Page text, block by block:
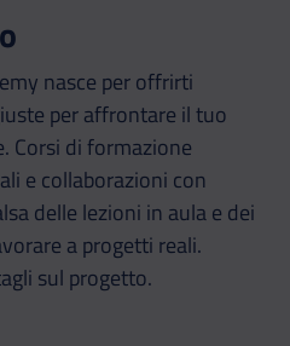
nasce per offrirti
per affrontare il tuo
Corsi di formazione
e collaborazioni con
delle lezioni in aula e dei
a progetti reali.
sul progetto.